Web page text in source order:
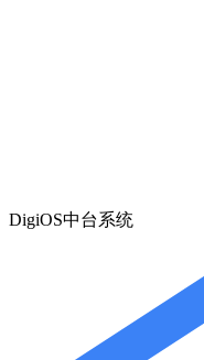
DigiOS中台系统